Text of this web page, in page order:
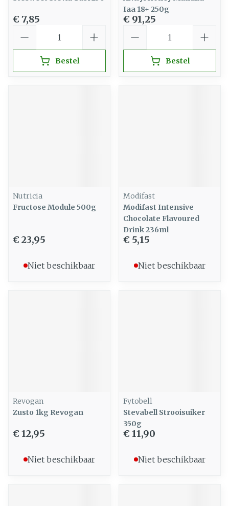
€ 7,85
Bestel
Iaa 18+ 250g
€ 91,25
Bestel
Nutricia
Fructose Module 500g
€ 23,95
Niet beschikbaar
Modifast
Modifast Intensive
Chocolate Flavoured
Drink 236ml
€ 5,15
Niet beschikbaar
Revogan
Zusto 1kg Revogan
€ 12,95
Niet beschikbaar
Fytobell
Stevabell Strooisuiker
350g
€ 11,90
Niet beschikbaar